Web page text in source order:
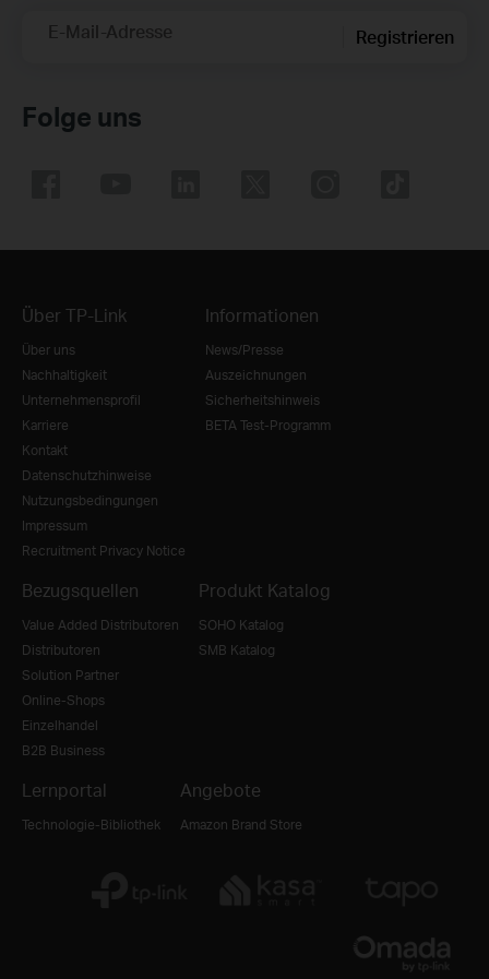
E-Mail-Adresse Registrieren
Folge uns
Über TP-Link
Über uns
Nachhaltigkeit
Unternehmensprofil
Karriere
Kontakt
Datenschutzhinweise
Nutzungsbedingungen
Impressum
Recruitment Privacy Notice
Informationen
News/Presse
Auszeichnungen
Sicherheitshinweis
BETA Test-Programm
Bezugsquellen
Value Added Distributoren
Distributoren
Solution Partner
Online-Shops
Einzelhandel
B2B Business
Produkt Katalog
SOHO Katalog
SMB Katalog
Lernportal
Technologie-Bibliothek
Angebote
Amazon Brand Store